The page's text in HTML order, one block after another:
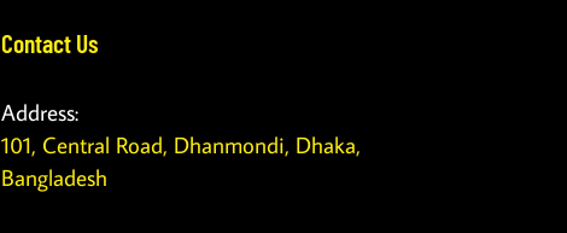
Contact Us
Address:
101, Central Road, Dhanmondi, Dhaka,
Bangladesh